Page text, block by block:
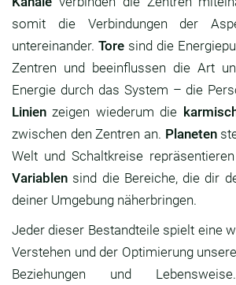
somit die Verbindungen der
untereinander. Tore sind die
Zentren und beeinflussen die Art
Energie durch das System – die
Linien zeigen wiederum die
zwischen den Zentren an. Planeten
Welt und Schaltkreise
Variablen sind die Bereiche, die dir
deiner Umgebung näherbringen.
Jeder dieser Bestandteile spielt eine
Verstehen und der Optimierung
Beziehungen und